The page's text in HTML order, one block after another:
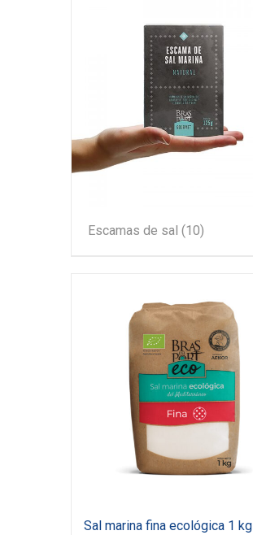
Escamas de sal (10)
Sal marina fina ecológica 1 kg